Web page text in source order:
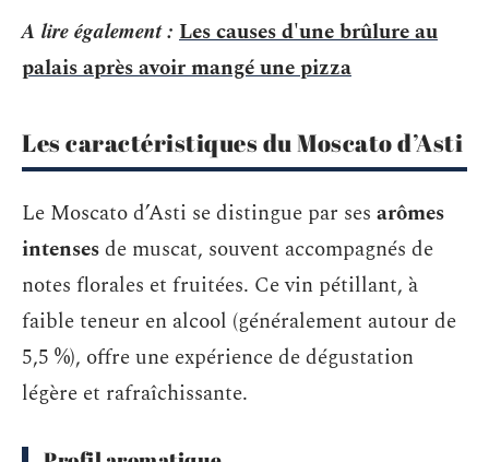
A lire également : Les causes d'une brûlure au
palais après avoir mangé une pizza
Les caractéristiques du Moscato d’Asti
Le Moscato d’Asti se distingue par ses arômes
intensesde muscat, souvent accompagnés de
notes florales et fruitées. Ce vin pétillant, à
faible teneur en alcool (généralement autour de
5,5 %), offre une expérience de dégustation
légère et rafraîchissante.